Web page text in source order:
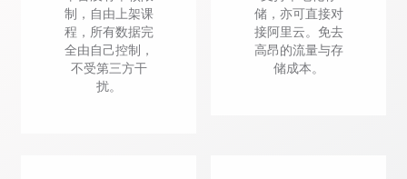
制，自由上架课
程，所有数据完
全由自己控制，
不受第三方干
扰。
储，亦可直接对
接阿里云。免去
高昂的流量与存
储成本。